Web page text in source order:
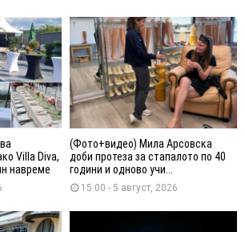
Villa Diva,
навреме
(Фото+видео) Мила Арсовска
доби протеза за стапалото по 40
години и одново учи...
15:00 - 5 август, 2026